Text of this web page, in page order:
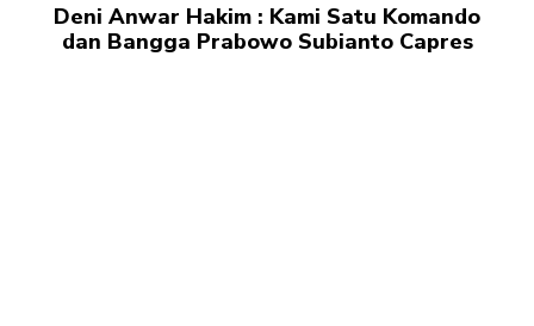
Deni Anwar Hakim : Kami Satu Komando
dan Bangga Prabowo Subianto Capres